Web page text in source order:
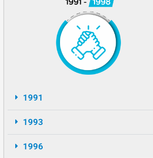
1991
1993
1996